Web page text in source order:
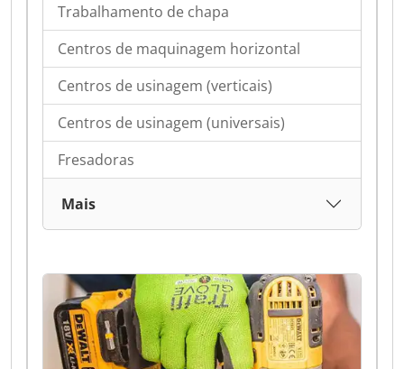
Trabalhamento de chapa
Centros de maquinagem horizontal
Centros de usinagem (verticais)
Centros de usinagem (universais)
Fresadoras
Mais